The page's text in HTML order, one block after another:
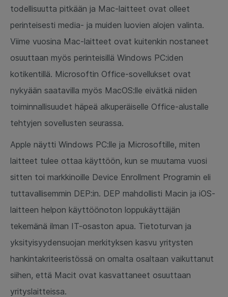
todellisuutta pitkään ja Mac-laitteet ovat olleet
perinteisesti media- ja muiden luovien alojen valinta.
Viime vuosina Mac-laitteet ovat kuitenkin nostaneet
osuuttaan myös perinteisillä Windows PC:iden
kotikentillä. Microsoftin Office-sovellukset ovat
nykyään saatavilla myös MacOS:lle eivätkä niiden
toiminnallisuudet häpeä alkuperäiselle Office-alustalle
tehtyjen sovellusten seurassa.
Apple näytti Windows PC:lle ja Microsoftille, miten
laitteet tulee ottaa käyttöön, kun se muutama vuosi
sitten toi markkinoille Device Enrollment Programin eli
tuttavallisemmin DEP:in. DEP mahdollisti Macin ja iOS-
laitteen helpon käyttöönoton loppukäyttäjän
tekemänä ilman IT-osaston apua. Tietoturvan ja
yksityisyydensuojan merkityksen kasvu yritysten
hankintakriteeristössä on omalta osaltaan vaikuttanut
siihen, että Macit ovat kasvattaneet osuuttaan
yrityslaitteissa.